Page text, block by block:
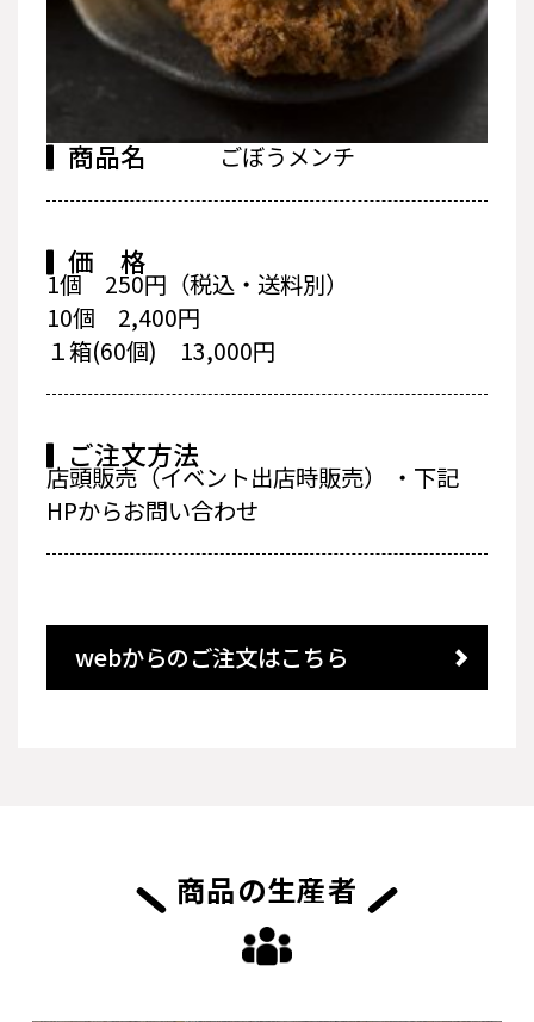
商品名 ごぼうメンチ
価 格
1個 250円（税込・送料別）
10個 2,400円
１箱(60個) 13,000円
ご注文方法
店頭販売（イベント出店時販売） ・下記
HPからお問い合わせ
webからのご注文はこちら
商品の生産者